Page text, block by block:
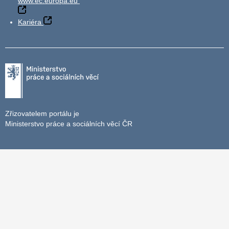
Kariéra
Zřizovatelem portálu je
Ministerstvo práce a sociálních věcí ČR